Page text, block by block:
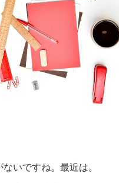
いですね。最近は。